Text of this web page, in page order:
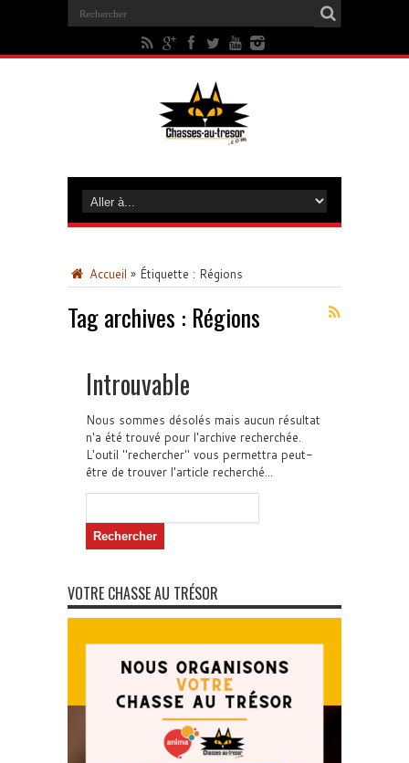
Accueil » Étiquette : Régions
Tag archives : Régions
Introuvable
Nous sommes désolés mais aucun résultat
n'a été trouvé pour l'archive recherchée.
L'outil "rechercher" vous permettra peut-
être de trouver l'article recherché...
VOTRE CHASSE AU TRÉSOR